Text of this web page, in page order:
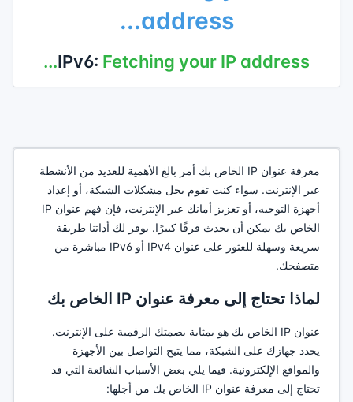
address...
IPv6: Fetching your IP address...
معرفة عنوان IP الخاص بك أمر بالغ الأهمية للعديد من الأنشطة
عبر الإنترنت. سواء كنت تقوم بحل مشكلات الشبكة، أو إعداد
أجهزة التوجيه، أو تعزيز أمانك عبر الإنترنت، فإن فهم عنوان IP
الخاص بك يمكن أن يحدث فرقًا كبيرًا. يوفر لك أداتنا طريقة
سريعة وسهلة للعثور على عنوان IPv4 أو IPv6 مباشرة من
متصفحك.
لماذا تحتاج إلى معرفة عنوان IP الخاص بك
عنوان IP الخاص بك هو بمثابة بصمتك الرقمية على الإنترنت.
يحدد جهازك على الشبكة، مما يتيح التواصل بين الأجهزة
والمواقع الإلكترونية. فيما يلي بعض الأسباب الشائعة التي قد
تحتاج إلى معرفة عنوان IP الخاص بك من أجلها: